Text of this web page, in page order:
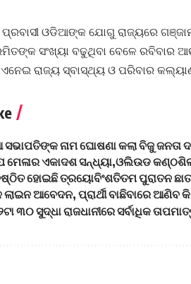
ଓଡିଆଙ୍କ ଯୋଗୁ ରାଜ୍ୟରେ
ସଂଖ୍ୟା ବଢୁଥିବା ବେଳେ
ରାଜ୍ୟ ସ୍ବାସ୍ଥ୍ୟ ଓ ପରିବାର
ନାମ ଘୋଷଣା କଲା ବିଜୁ ଜନତା
ମେଳାର ଏକାଦଶ ସନ୍ଧ୍ୟା,ଓଲିଉଡ
ହୋଇଛି ତ୍ରୟୋବିଂଶତିତମ ପୁରାତନ
ଆବେଦନ, ପ୍ରାର୍ଥୀ ବାଛିବାରେ ଆଣିବ
୩୦ ସୁଦ୍ଧା ରାଜଧାନୀରେ ସର୍ବାଧିକ